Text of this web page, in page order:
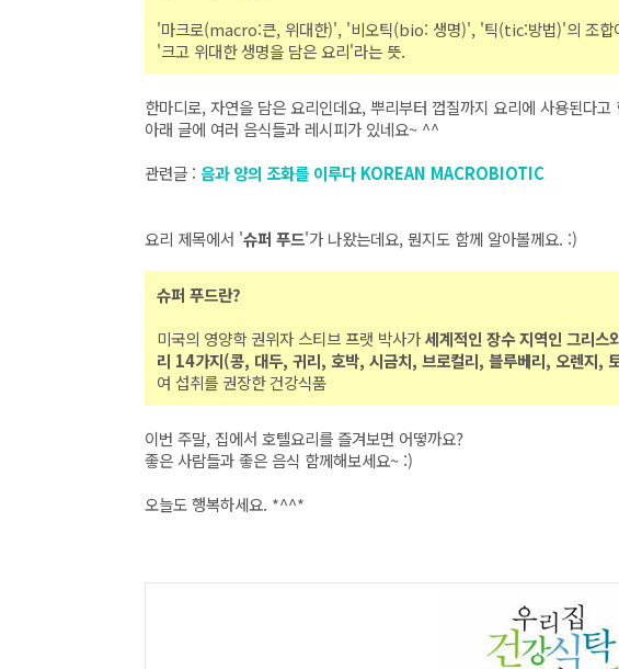
'마크로(macro:큰, 위대한)', '비오틱(bio: 생명)', '틱(tic:방법)'의 조합
'크고 위대한 생명을 담은 요리'라는 뜻.
한마디로, 자연을 담은 요리인데요, 뿌리부터 껍질까지 요리에 사용된다고
아래 글에 여러 음식들과 레시피가 있네요~ ^^
관련글 : 음과 양의 조화를 이루다 KOREAN MACROBIOTIC
요리 제목에서 '슈퍼 푸드'가 나왔는데요, 뭔지도 함께 알아볼께요. :)
슈퍼 푸드란?
미국의 영양학 권위자 스티브 프랫 박사가세계적인 장수 지역인 그리스
리 14가지(콩, 대두, 귀리, 호박, 시금치, 브로컬리, 블루베리, 오렌지,
여 섭취를 권장한 건강식품
이번 주말, 집에서 호텔요리를 즐겨보면 어떻까요?
좋은 사람들과 좋은 음식 함께해보세요~ :)
오늘도 행복하세요. *^^*